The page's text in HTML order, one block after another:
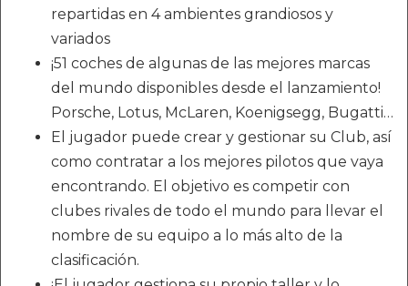
repartidas en 4 ambientes grandiosos y
variados
¡51 coches de algunas de las mejores marcas
del mundo disponibles desde el lanzamiento!
Porsche, Lotus, McLaren, Koenigsegg, Bugatti…
El jugador puede crear y gestionar su Club, así
como contratar a los mejores pilotos que vaya
encontrando. El objetivo es competir con
clubes rivales de todo el mundo para llevar el
nombre de su equipo a lo más alto de la
clasificación.